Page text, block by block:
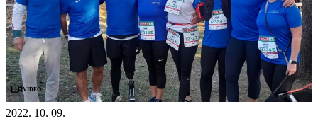
Videó
2022. 10. 09.